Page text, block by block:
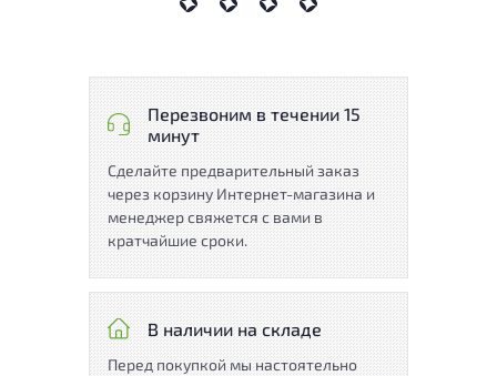
Перезвоним в течении 15
минут
Сделайте предварительный заказ
через корзину Интернет-магазина и
менеджер свяжется с вами в
кратчайшие сроки.
В наличии на складе
Перед покупкой мы настоятельно